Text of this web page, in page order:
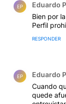
EP Eduardo
Bien por
Perfil
RESPONDER
EP Eduardo
Cuando
quede